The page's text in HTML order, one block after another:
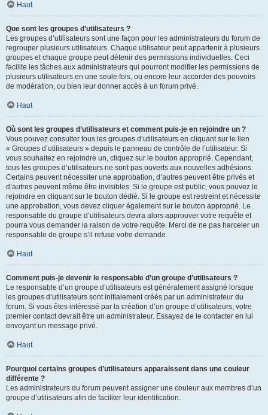
Haut
Que sont les groupes d’utilisateurs ?
Les groupes d’utilisateurs sont une façon pour les administrateurs du forum de
regrouper plusieurs utilisateurs. Chaque utilisateur peut appartenir à plusieurs
groupes et chaque groupe peut détenir des permissions individuelles. Ceci
facilite les tâches aux administrateurs qui pourront modifier les permissions de
plusieurs utilisateurs en une seule fois, ou encore leur accorder des pouvoirs
de modération, ou bien leur donner accès à un forum privé.
Haut
Où sont les groupes d’utilisateurs et comment puis-je en rejoindre un ?
Vous pouvez consulter tous les groupes d’utilisateurs en cliquant sur le lien
« Groupes d’utilisateurs » depuis le panneau de contrôle de l’utilisateur. Si
vous souhaitez en rejoindre un, cliquez sur le bouton approprié. Cependant,
tous les groupes d’utilisateurs ne sont pas ouverts aux nouvelles adhésions.
Certains peuvent nécessiter une approbation, d’autres peuvent être privés et
d’autres peuvent même être invisibles. Si le groupe est public, vous pouvez le
rejoindre en cliquant sur le bouton dédié. Si le groupe est restreint et nécessite
une approbation, vous devez cliquer également sur le bouton approprié. Le
responsable du groupe d’utilisateurs devra alors approuver votre requête et
pourra vous demander la raison de votre requête. Merci de ne pas harceler un
responsable de groupe s’il refuse votre demande.
Haut
Comment puis-je devenir le responsable d’un groupe d’utilisateurs ?
Le responsable d’un groupe d’utilisateurs est généralement assigné lorsque
les groupes d’utilisateurs sont initialement créés par un administrateur du
forum. Si vous êtes intéressé par la création d’un groupe d’utilisateurs, votre
premier contact devrait être un administrateur. Essayez de le contacter en lui
envoyant un message privé.
Haut
Pourquoi certains groupes d’utilisateurs apparaissent dans une couleur
différente ?
Les administrateurs du forum peuvent assigner une couleur aux membres d’un
groupe d’utilisateurs afin de faciliter leur identification.